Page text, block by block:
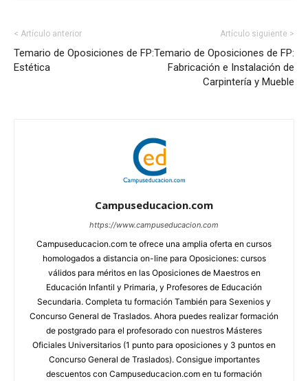
< Artículo anterior
Temario de Oposiciones de FP:
Estética
Artículo siguiente >
Temario de Oposiciones de FP:
Fabricación e Instalación de
Carpintería y Mueble
Campuseducacion.com
https://www.campuseducacion.com
Campuseducacion.com te ofrece una amplia oferta en cursos
homologados a distancia on-line para Oposiciones: cursos
válidos para méritos en las Oposiciones de Maestros en
Educación Infantil y Primaria, y Profesores de Educación
Secundaria. Completa tu formación También para Sexenios y
Concurso General de Traslados. Ahora puedes realizar formación
de postgrado para el profesorado con nuestros Másteres
Oficiales Universitarios (1 punto para oposiciones y 3 puntos en
Concurso General de Traslados). Consigue importantes
descuentos con Campuseducacion.com en tu formación